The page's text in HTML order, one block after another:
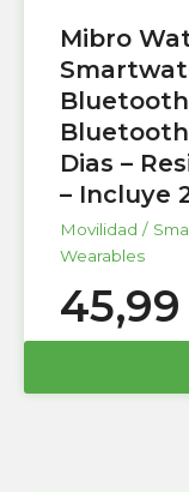
Mibro
Bluetooth
Dias –
– Incluye
Movilidad /
Wearables
45,99